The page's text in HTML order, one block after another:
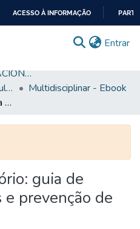
CONTEÚDO
ACESSO À INFORMAÇÃO
Entrar
RECURSOS EDUCACIONAIS
Recursos Educacionais Multidisciplinares
Multidisciplinar - Ebook
Riscos no laboratório: guia de controle de riscos e prevenção de acidentes
guia de
prevenção de